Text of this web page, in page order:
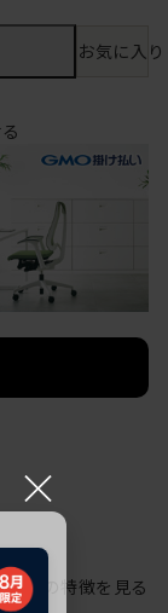
お気に入
ーズの特徴を見る
×